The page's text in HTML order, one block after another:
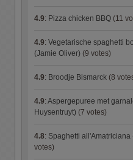
4.9: Pizza chicken BBQ (11
4.9: Vegetarische spaghetti
(Jamie Oliver) (9 votes)
4.9: Broodje Bismarck (8
4.9: Aspergepuree met
Huysentruyt) (7 votes)
4.8: Spaghetti
votes)